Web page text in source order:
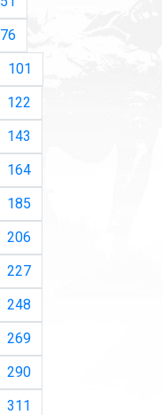
76
101
122
143
164
185
206
227
248
269
290
311